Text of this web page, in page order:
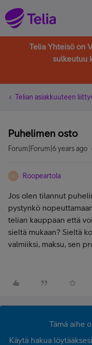
Telia Yhteisö on
sulkeutuu
Telian asiakkuuteen
Puhelimen osto
Forum|Forum|6 years ago
R Roopeartola
Jos olen tilannut
pystynkö
telian kauppaan että
sieltä mukaan? Sieltä
valmiiksi, maksu, sen
Tämä aihe
Käytä hakua